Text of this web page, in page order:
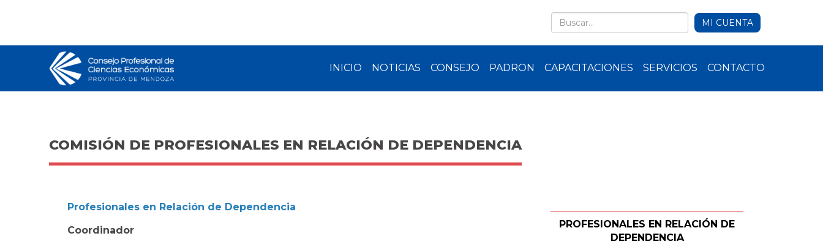
MI CUENTA
INICIO NOTICIAS CONSEJO PADRON CAPACITACIONES SERVICIOS CONTACTO
COMISIÓN DE PROFESIONALES EN RELACIÓN DE DEPENDENCIA
Profesionales en Relación de Dependencia
Coordinador
PROFESIONALES EN RELACIÓN DE
DEPENDENCIA